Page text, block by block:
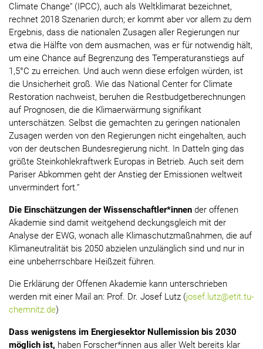
Climate Change“ (IPCC), auch als Weltklimarat bezeichnet,
rechnet 2018 Szenarien durch; er kommt aber vor allem zu dem
Ergebnis, dass die nationalen Zusagen aller Regierungen nur
etwa die Hälfte von dem ausmachen, was er für notwendig hält,
um eine Chance auf Begrenzung des Temperaturanstiegs auf
1,5°C zu erreichen. Und auch wenn diese erfolgen würden, ist
die Unsicherheit groß. Wie das National Center for Climate
Restoration nachweist, beruhen die Restbudgetberechnungen
auf Prognosen, die die Klimaerwärmung signifikant
unterschätzen. Selbst die gemachten zu geringen nationalen
Zusagen werden von den Regierungen nicht eingehalten, auch
von der deutschen Bundesregierung nicht. In Datteln ging das
größte Steinkohlekraftwerk Europas in Betrieb. Auch seit dem
Pariser Abkommen geht der Anstieg der Emissionen weltweit
unvermindert fort.“
Die Einschätzungen der Wissenschaftler*innen der offenen
Akademie sind damit weitgehend deckungsgleich mit der
Analyse der EWG, wonach alle Klimaschutzmaßnahmen, die auf
Klimaneutralität bis 2050 abzielen unzulänglich sind und nur in
eine unbeherrschbare Heißzeit führen.
Die Erklärung der Offenen Akademie kann unterschrieben
werden mit einer Mail an: Prof. Dr. Josef Lutz (josef.lutz@etit.tu-
chemnitz.de)
Dass wenigstens im Energiesektor Nullemission bis 2030
möglich ist, haben Forscher*innen aus aller Welt bereits klar